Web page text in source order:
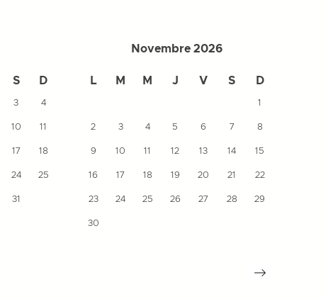
S D
3 4
10 11
17 18
24 25
31
Novembre 2026
L M M J V S D
1
2 3 4 5 6 7 8
9 10 11 12 13 14 15
16 17 18 19 20 21 22
23 24 25 26 27 28 29
30